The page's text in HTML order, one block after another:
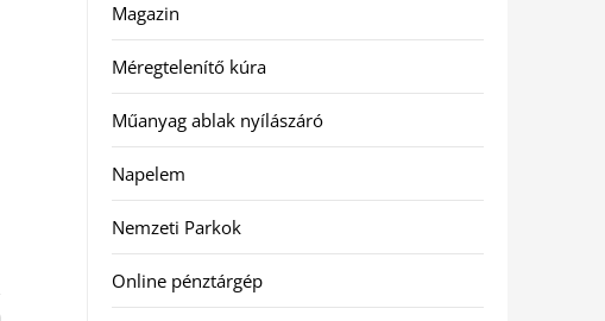
Magazin
Méregtelenítő kúra
Műanyag ablak nyílászáró
Napelem
Nemzeti Parkok
Online pénztárgép